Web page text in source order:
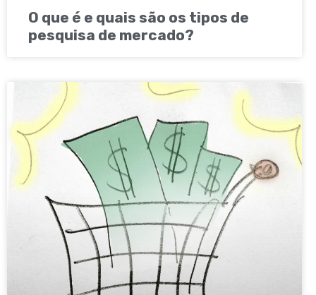
O que é e quais são os tipos de
pesquisa de mercado?